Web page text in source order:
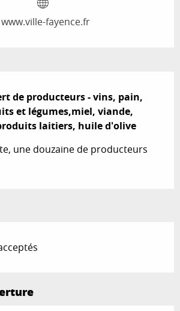
www.ville-fayence.fr
de producteurs - vins, pain,
et légumes,miel, viande,
laitiers, huile d'olive
une douzaine de producteurs